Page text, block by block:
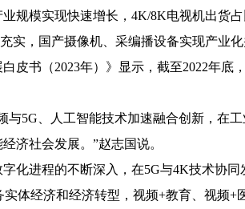
模实现快速增长，4K/8K电视机出货占
实，国产摄像机、采编播设备实现产业化
书（2023年）》显示，截至2022年底
、人工智能技术加速融合创新，在工
济社会发展。”赵志国说。
进程的不断深入，在5G与4K技术协同
体经济和经济转型，视频+教育、视频+